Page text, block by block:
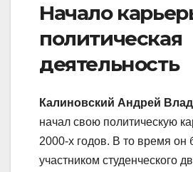
Начало
политическая
деятельность
Калиновский Андрей
начал свою политическую
2000-х годов. В то время он
участником студенческого